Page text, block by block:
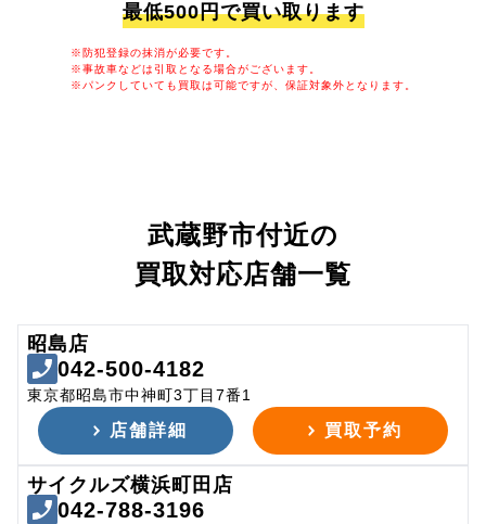
最低500円で買い取ります
※防犯登録の抹消が必要です。
※事故車などは引取となる場合がございます。
※パンクしていても買取は可能ですが、保証対象外となります。
武蔵野市付近の
買取対応店舗一覧
昭島店
042-500-4182
東京都昭島市中神町3丁目7番1
店舗詳細 買取予約
サイクルズ横浜町田店
042-788-3196